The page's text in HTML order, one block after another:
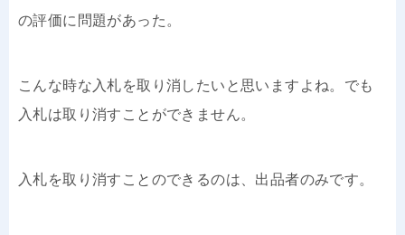
の評価に問題があった。
こんな時な入札を取り消したいと思いますよね。でも
入札は取り消すことができません。
入札を取り消すことのできるのは、出品者のみです。